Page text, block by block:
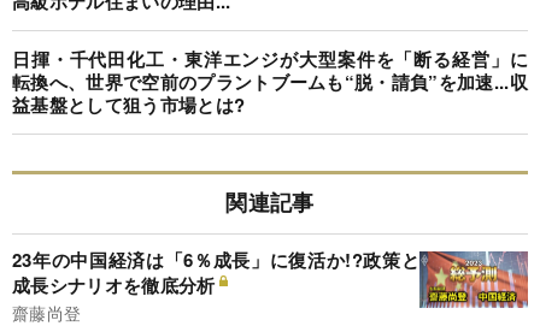
日揮・千代田化工・東洋エンジが大型案件を「断る経営」に
転換へ、世界で空前のプラントブームも“脱・請負”を加速...収
益基盤として狙う市場とは?
関連記事
23年の中国経済は「6％成長」に復活か!?政策と
成長シナリオを徹底分析
齋藤尚登